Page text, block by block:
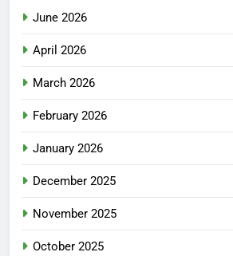
June 2026
April 2026
March 2026
February 2026
January 2026
December 2025
November 2025
October 2025